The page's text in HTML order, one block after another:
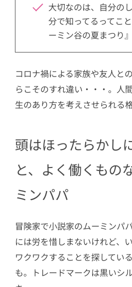
大切なのは、自分の
分で知ってるってこ
ーミン谷の夏まつり』
コロナ禍による家族や友人と
らこそのすれ違い・・・。人
生のあり方を考えさせられる格
頭はほったらかし
と、よく働くもの
ミンパパ
冒険家で小説家のムーミンパ
には労を惜しまないけれど、
ワクワクすることを探してい
も。トレードマークは黒いシ